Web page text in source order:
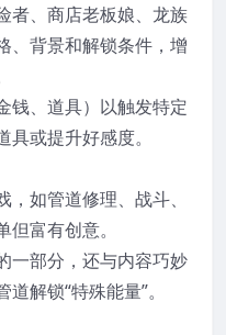
者、商店老板娘、龙族
、背景和解锁条件，增
钱、道具）以触发特定
或提升好感度。
如管道修理、战斗、
富有创意。
一部分，还与内容巧妙
解锁“特殊能量”。